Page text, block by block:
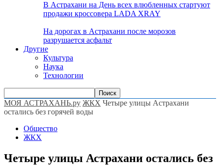
В Астрахани на День всех влюбленных стартуют
продажи кроссовера LADA XRAY
На дорогах в Астрахани после морозов
разрушается асфальт
Другие
Культура
Наука
Технологии
МОЯ АСТРАХАНЬ.ру ЖКХ Четыре улицы Астрахани
остались без горячей воды
Общество
ЖКХ
Четыре улицы Астрахани остались без